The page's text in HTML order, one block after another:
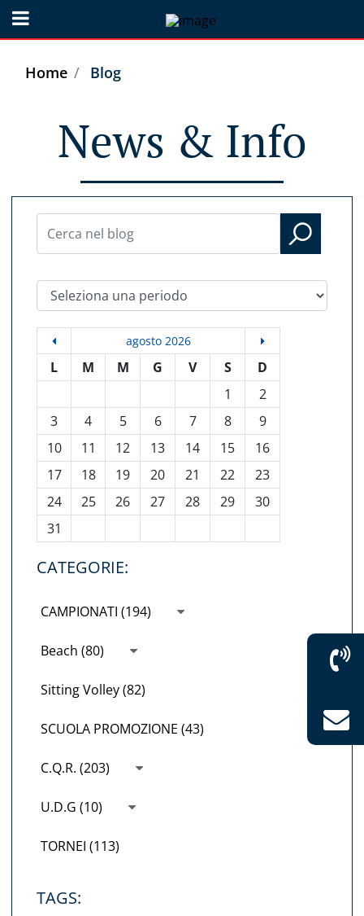
Open menu
Home Blog
News & Info
Seleziona una periodo
agosto 2026
L M M G V S
D
1
2
3
4 5 6 7 8
9
10
11 12 13 14 15
16
17
18 19 20 21 22
23
24
25 26 27 28 29
30
31
CATEGORIE:
CAMPIONATI (194)
Beach (80)
Sitting Volley (82)
SCUOLA PROMOZIONE (43)
C.Q.R. (203)
U.D.G (10)
TORNEI (113)
TAGS: